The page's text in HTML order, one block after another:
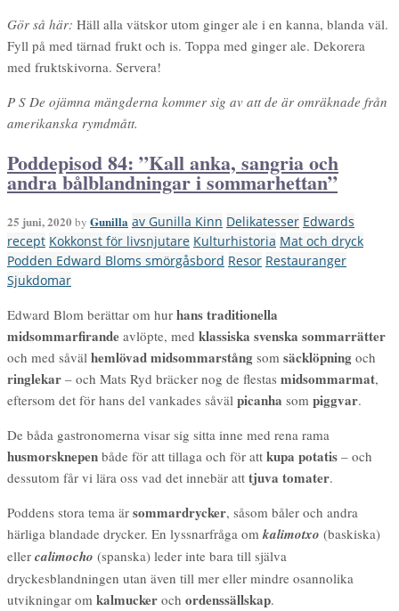
Gör så här: Häll alla vätskor utom ginger ale i en kanna, blanda väl.
Fyll på med tärnad frukt och is. Toppa med ginger ale. Dekorera
med fruktskivorna. Servera!
P S De ojämna mängderna kommer sig av att de är omräknade från
amerikanska rymdmått.
Poddepisod 84: ”Kall anka, sangria och
andra bålblandningar i sommarhettan”
25 juni, 2020 by Gunilla av Gunilla Kinn Delikatesser Edwards
recept Kokkonst för livsnjutare Kulturhistoria Mat och dryck
Podden Edward Bloms smörgåsbord Resor Restauranger
Sjukdomar
Edward Blom berättar om hur hans traditionella
midsommarfirande avlöpte, med klassiska svenska sommarrätter
och med såväl hemlövad midsommarstång som säcklöpning och
ringlekar – och Mats Ryd bräcker nog de flestas midsommarmat,
eftersom det för hans del vankades såväl picanha som piggvar.
De båda gastronomerna visar sig sitta inne med rena rama
husmorsknepen både för att tillaga och för att kupa potatis – och
dessutom får vi lära oss vad det innebär att tjuva tomater.
Poddens stora tema är sommardrycker, såsom båler och andra
härliga blandade drycker. En lyssnarfråga omkalimotxo (baskiska)
eller calimocho (spanska) leder inte bara till själva
dryckesblandningen utan även till mer eller mindre osannolika
utvikningar om kalmucker och ordenssällskap.